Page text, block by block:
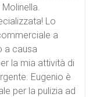
Lo
a
a causa
la mia attività di
Eugenio è
per la pulizia ad